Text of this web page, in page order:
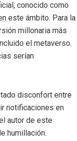
conocido como
este ámbito. Para la
millonaria más
el metaverso.
serían
disconfort entre
notificaciones en
autor de este
humillación.